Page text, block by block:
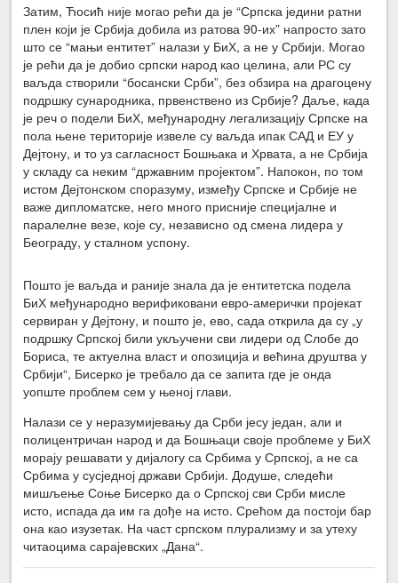
Затим, Ћосић није могао рећи да је “Српска једини ратни
плен који је Србија добила из ратова 90-их” напросто зато
што се “мањи ентитет” налази у БиХ, а не у Србији. Могао
је рећи да је добио српски народ као целина, али РС су
ваљда створили “босански Срби”, без обзира на драгоцену
подршку сународника, првенствено из Србије? Даље, када
је реч о подели БиХ, међународну легализацију Српске на
пола њене територије извеле су ваљда ипак САД и ЕУ у
Дејтону, и то уз сагласност Бошњака и Хрвата, а не Србија
у складу са неким “државним пројектом”. Напокон, по том
истом Дејтонском споразуму, између Српске и Србије не
важе дипломатске, него много присније специјалне и
паралелне везе, које су, независно од смена лидера у
Београду, у сталном успону.
Пошто је ваљда и раније знала да је ентитетска подела
БиХ међународно верификовани евро-амерички пројекат
сервиран у Дејтону, и пошто је, ево, сада открила да су „у
подршку Српској били укључени сви лидери од Слобе до
Бориса, те актуелна власт и опозиција и већина друштва у
Србији“, Бисерко је требало да се запита где је онда
уопште проблем сем у њеној глави.
Налази се у неразумијевању да Срби јесу један, али и
полицентричан народ и да Бошњаци своје проблеме у БиХ
морају решавати у дијалогу са Србима у Српској, а не са
Србима у сусједној држави Србији. Додуше, следећи
мишљење Соње Бисерко да о Српској сви Срби мисле
исто, испада да им га дође на исто. Срећом да постоји бар
она као изузетак. На част српском плурализму и за утеху
читаоцима сарајевских „Дана“.